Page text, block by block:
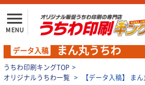
menu
MENU
データ入稿 まん丸うちわ
うちわ印刷キングTOP >
オリジナルうちわ一覧 > 【データ入稿】 ま